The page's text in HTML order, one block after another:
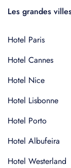
Les grandes
Hotel Paris
Hotel Cannes
Hotel Nice
Hotel Lisbonne
Hotel Porto
Hotel Albufeira
Hotel Westerland